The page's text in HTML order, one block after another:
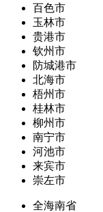
百色市
玉林市
贵港市
钦州市
防城港市
北海市
梧州市
桂林市
柳州市
南宁市
河池市
来宾市
崇左市
全海南省